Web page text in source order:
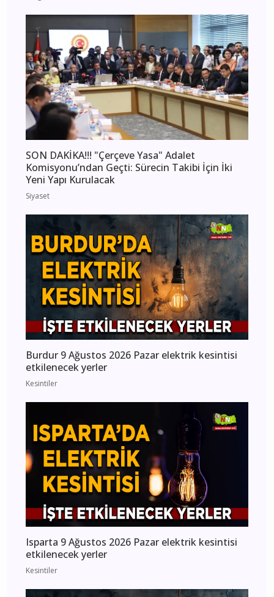
SON DAKİKA!!! "Çerçeve Yasa" Adalet
Komisyonu’ndan Geçti: Sürecin Takibi İçin İki
Yeni Yapı Kurulacak
Siyaset
Burdur 9 Ağustos 2026 Pazar elektrik kesintisi
etkilenecek yerler
Kesintiler
Isparta 9 Ağustos 2026 Pazar elektrik kesintisi
etkilenecek yerler
Kesintiler